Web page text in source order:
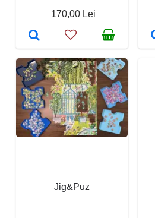
170,00 Lei
Jig&Puz